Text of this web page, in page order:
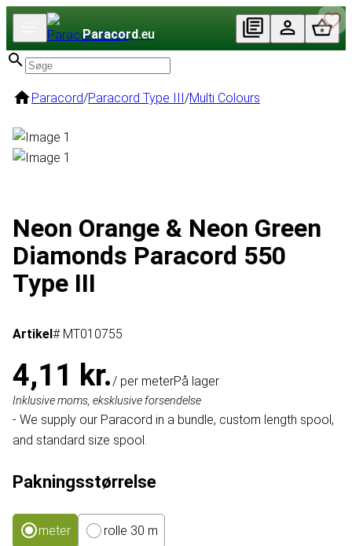
Paracord.eu
Paracord/Paracord Type III/Multi Colours
Neon Orange & Neon Green
Diamonds Paracord 550
Type III
Artikel# MT010755
4,11 kr./ per meterPå lager
Inklusive moms, eksklusive forsendelse
- We supply our Paracord in a bundle, custom length spool,
and standard size spool.
Pakningsstørrelse
meter
rolle 30 m